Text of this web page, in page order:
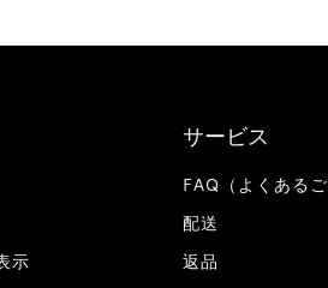
示
サービス
FAQ（よくある
配送
返品